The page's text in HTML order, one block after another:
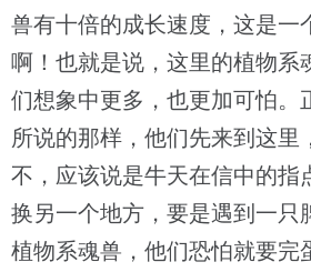
兽有十倍的成长速度，这是一
啊！也就是说，这里的植物系
们想象中更多，也更加可怕。
所说的那样，他们先来到这里
不，应该说是牛天在信中的指
换另一个地方，要是遇到一只
植物系魂兽，他们恐怕就要完